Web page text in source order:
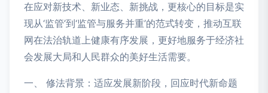
在应对新技术、新业态、新挑战，更核心的目标是实
现从‘监管’到‘监管与服务并重’的范式转变，推动互联
网在法治轨道上健康有序发展，更好地服务于经济社
会发展大局和人民群众的美好生活需要。
一、 修法背景：适应发展新阶段，回应时代新命题